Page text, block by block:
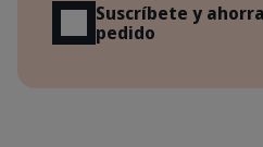
Suscríbete y
pedido